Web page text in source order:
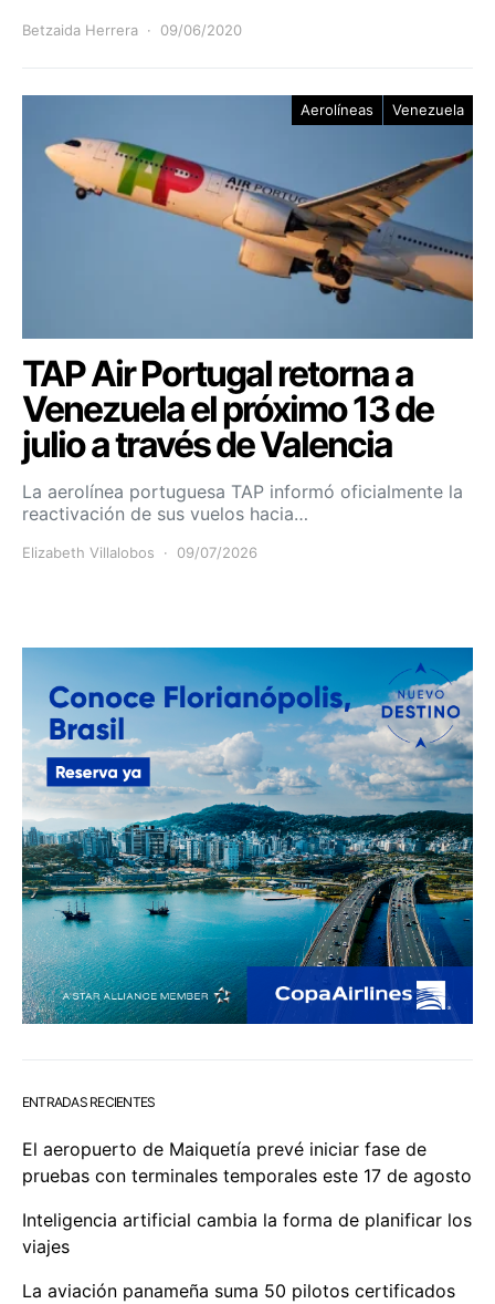
Betzaida Herrera 09/06/2020
Aerolíneas Venezuela
TAP Air Portugal retorna a
Venezuela el próximo 13 de
julio a través de Valencia
La aerolínea portuguesa TAP informó oficialmente la
reactivación de sus vuelos hacia…
Elizabeth Villalobos 09/07/2026
ENTRADAS RECIENTES
El aeropuerto de Maiquetía prevé iniciar fase de
pruebas con terminales temporales este 17 de agosto
Inteligencia artificial cambia la forma de planificar los
viajes
La aviación panameña suma 50 pilotos certificados